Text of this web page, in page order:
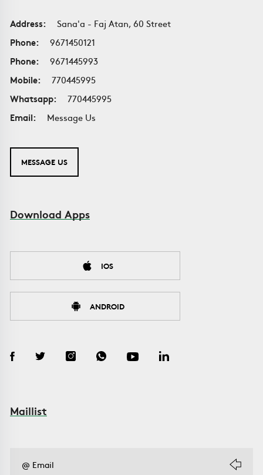
Address:
Sana'a - Faj Atan, 60 Street
Phone:
9671450121
Phone:
9671445993
Mobile:
770445995
Whatsapp:
770445995
Email:
Message Us
MESSAGE US
Download Apps
IOS
ANDROID
Maillist